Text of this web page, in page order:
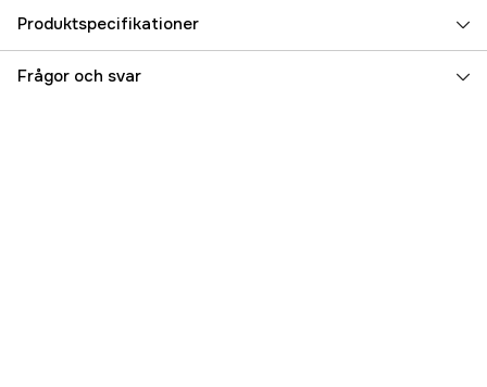
Produktspecifikationer
Referensnummer 5000022257
Frågor och svar